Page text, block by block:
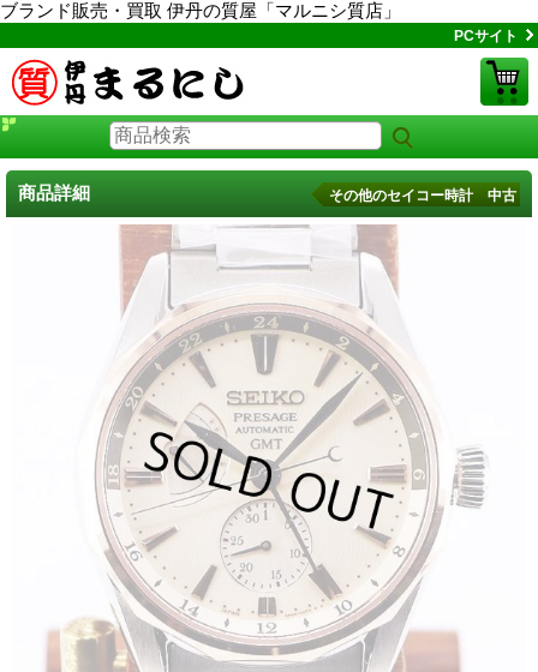
ブランド販売・買取 伊丹の質屋「マルニシ質店」
PCサイト
商品詳細 その他のセイコー時計 中古